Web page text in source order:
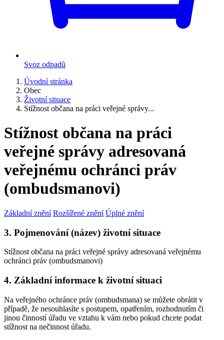
Svoz odpadů
Úvodní stránka
Obec
Životní situace
Stížnost občana na práci veřejné správy...
Stížnost občana na práci
veřejné správy adresovaná
veřejnému ochránci práv
(ombudsmanovi)
Základní znění Rozšířené znění Úplné znění
3. Pojmenování (název) životní situace
Stížnost občana na práci veřejné správy adresovaná veřejnému
ochránci práv (ombudsmanovi)
4. Základní informace k životní situaci
Na veřejného ochránce práv (ombudsmana) se můžete obrátit v
případě, že nesouhlasíte s postupem, opatřením, rozhodnutím či
jinou činností úřadu ve vztahu k vám nebo pokud chcete podat
stížnost na nečinnost úřadu.